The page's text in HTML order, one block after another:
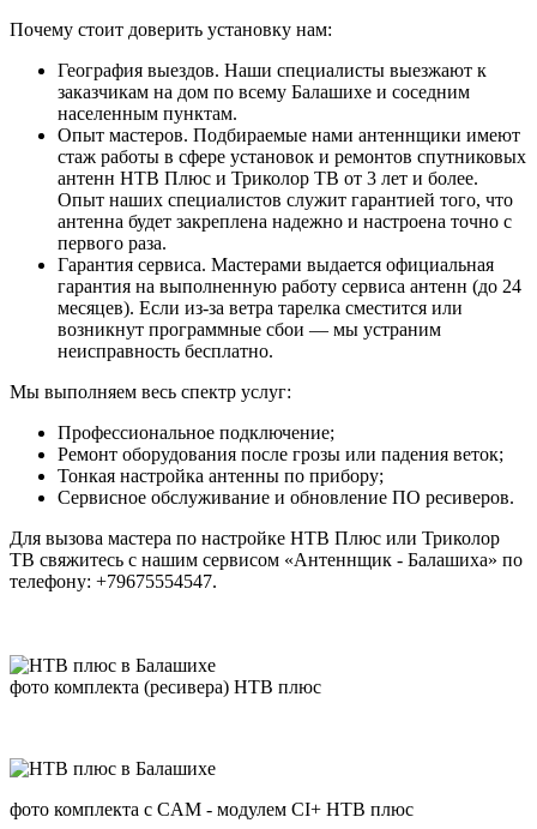
Почему стоит доверить установку нам:
География выездов. Наши специалисты выезжают к
заказчикам на дом по всему Балашихе и соседним
населенным пунктам.
Опыт мастеров. Подбираемые нами антеннщики имеют
стаж работы в сфере установок и ремонтов спутниковых
антенн НТВ Плюс и Триколор ТВ от 3 лет и более.
Опыт наших специалистов служит гарантией того, что
антенна будет закреплена надежно и настроена точно с
первого раза.
Гарантия сервиса. Мастерами выдается официальная
гарантия на выполненную работу сервиса антенн (до 24
месяцев). Если из-за ветра тарелка сместится или
возникнут программные сбои — мы устраним
неисправность бесплатно.
Мы выполняем весь спектр услуг:
Профессиональное подключение;
Ремонт оборудования после грозы или падения веток;
Тонкая настройка антенны по прибору;
Сервисное обслуживание и обновление ПО ресиверов.
Для вызова мастера по настройке НТВ Плюс или Триколор
ТВ свяжитесь с нашим сервисом «Антеннщик - Балашиха» по
телефону: +79675554547.
фото комплекта (ресивера) НТВ плюс
фото комплекта с CAM - модулем CI+ НТВ плюс